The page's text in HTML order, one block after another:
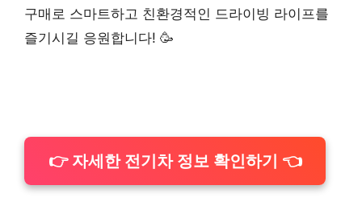
구매로 스마트하고 친환경적인 드라이빙 라이프를
즐기시길 응원합니다! 🥳
👉 자세한 전기차 정보 확인하기 👈